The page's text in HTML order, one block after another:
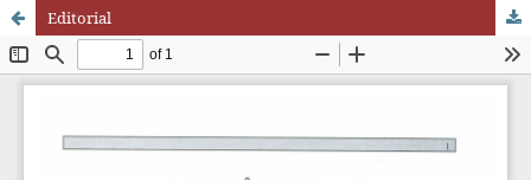
Editorial